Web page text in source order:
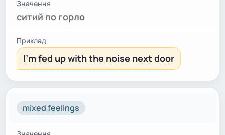
ситий по горло
I'm fed up with the noise next door
mixed feelings